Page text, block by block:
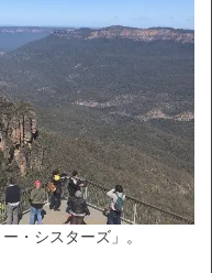
・シスターズ」。